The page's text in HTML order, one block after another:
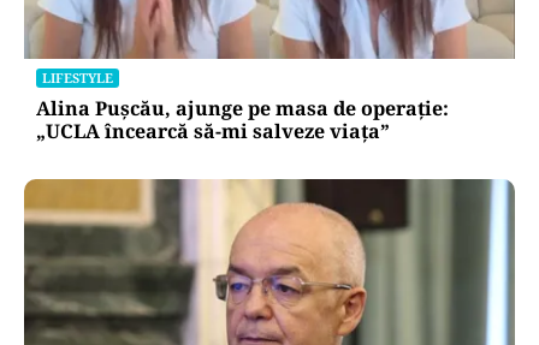
LIFESTYLE
Alina Pușcău, ajunge pe masa de operație:
„UCLA încearcă să-mi salveze viața”